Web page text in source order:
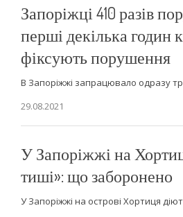
Запоріжці 410 разів
перші декілька годин
фіксують порушення
В Запоріжжі запрацювало одразу
29.08.2021
У Запоріжжі на
тиші»: що заборонено
У Запоріжжі на острові Хортиця